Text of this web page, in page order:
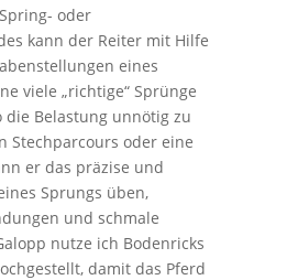
oder
kann der Reiter mit Hilfe
eines
viele „richtige“ Sprünge
die Belastung unnötig zu
Stechparcours oder eine
er das präzise und
Sprungs üben,
und schmale
nutze ich Bodenricks
damit das Pferd